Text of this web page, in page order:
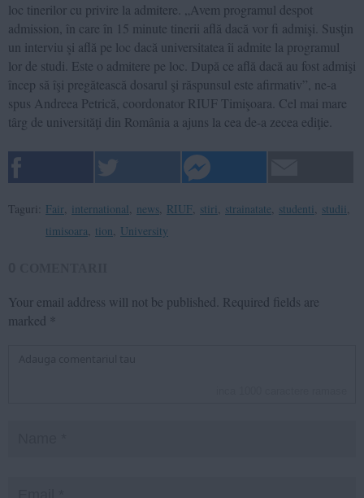
loc tinerilor cu privire la admitere. „Avem programul despot
admission, în care în 15 minute tinerii află dacă vor fi admişi. Susţin
un interviu şi află pe loc dacă universitatea îi admite la programul
lor de studi. Este o admitere pe loc. După ce află dacă au fost admişi
încep să îşi pregătească dosarul şi răspunsul este afirmativ”, ne-a
spus Andreea Petrică, coordonator RIUF Timişoara. Cel mai mare
târg de universităţi din România a ajuns la cea de-a zecea ediţie.
Taguri: Fair, international, news, RIUF, stiri, strainatate, studenti, studii,
timisoara, tion, University
Your email address will not be published. Required fields are
marked *